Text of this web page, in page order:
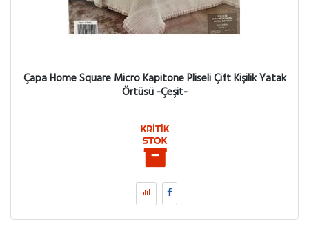
Çapa Home Square Micro Kapitone Pliseli Çift Kişilik Yatak
Örtüsü -Çeşit-